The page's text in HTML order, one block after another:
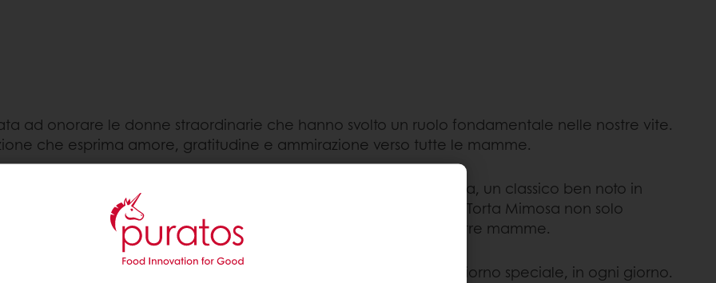
ad onorare le donne straordinarie che hanno svolto un ruolo fondamentale nelle nostre vite.
che esprima amore, gratitudine e ammirazione verso tutte le mamme.
memorabile; uno di questi è assaporare insieme la Torta Mimosa, un classico ben noto in
sapori rinfrescanti alla morbidezza del pan di Spagna, la Torta Mimosa non solo
la gioia, l'eleganza e i momenti preziosi condivisi con le nostre mamme.
mentre celebriamo la loro straordinaria presenza in questo giorno speciale, in ogni giorno.